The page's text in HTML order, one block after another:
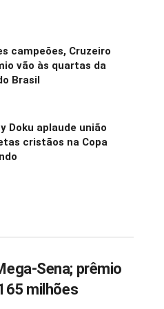
campeões, Cruzeiro
vão às quartas da
Brasil
Doku aplaude união
cristãos na Copa
Sena; prêmio
milhões